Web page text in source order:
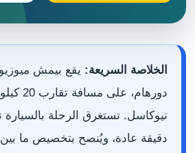
الخلاصة السريعة: يقع بيمش
دورهام،
دقيقة عادة، ويُنصح بتخصيص ما